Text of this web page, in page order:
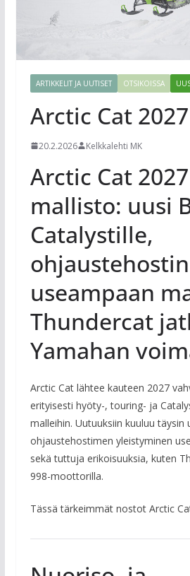
ARTIKKELIT JA UUTISET OTSIKOISSA
Arctic Cat 2027
20.2.2026 Kelkkalehti MK
Arctic Cat
mallisto: uusi
Catalystille,
ohjaustehostin
useampaan
Thundercat
Yamahan
Arctic Cat lähtee kauteen 2027
erityisesti hyöty-, touring- ja
malleihin. Uutuuksiin kuuluu täysin
ohjaustehostimen yleistyminen
sekä tuttuja erikoisuuksia, kuten
998-moottorilla.
Tässä tärkeimmät nostot Arctic